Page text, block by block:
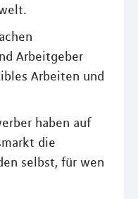
Arbeitgeber
Arbeiten und
haben auf
die
selbst, für wen